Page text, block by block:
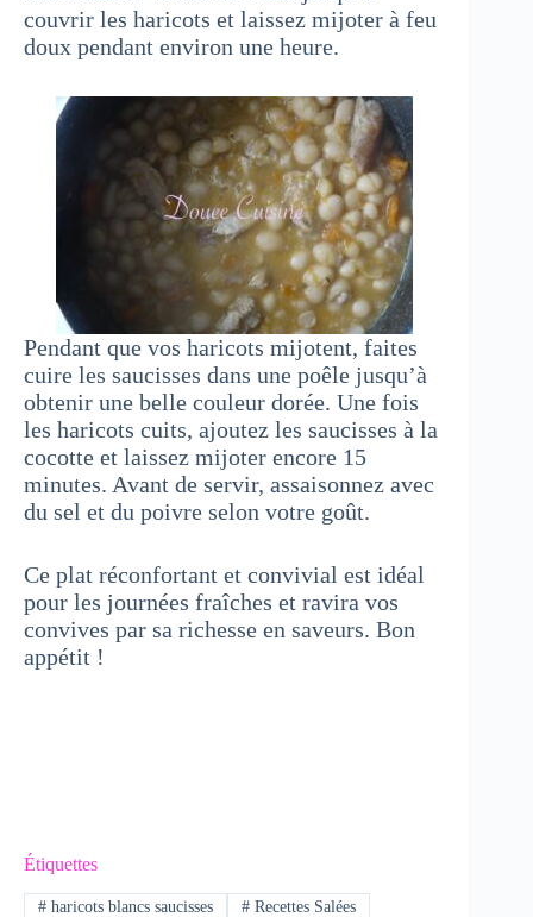
couvrir les haricots et laissez mijoter à feu
doux pendant environ une heure.
Pendant que vos haricots mijotent, faites
cuire les saucisses dans une poêle jusqu’à
obtenir une belle couleur dorée. Une fois
les haricots cuits, ajoutez les saucisses à la
cocotte et laissez mijoter encore 15
minutes. Avant de servir, assaisonnez avec
du sel et du poivre selon votre goût.
Ce plat réconfortant et convivial est idéal
pour les journées fraîches et ravira vos
convives par sa richesse en saveurs. Bon
appétit !
Étiquettes
#haricots blancs saucisses #Recettes Salées